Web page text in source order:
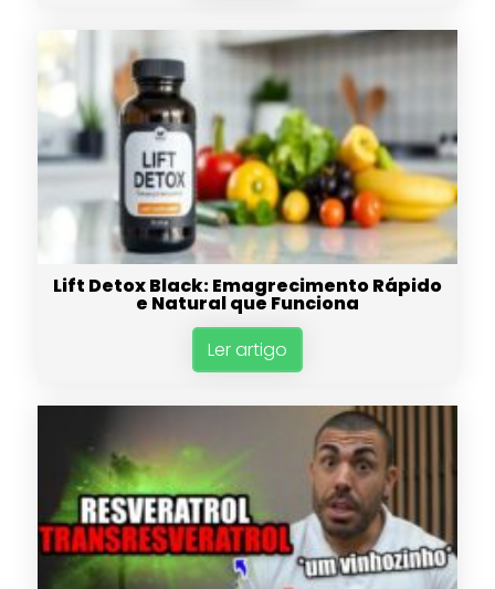
Lift Detox Black: Emagrecimento Rápido
e Natural que Funciona
Ler artigo